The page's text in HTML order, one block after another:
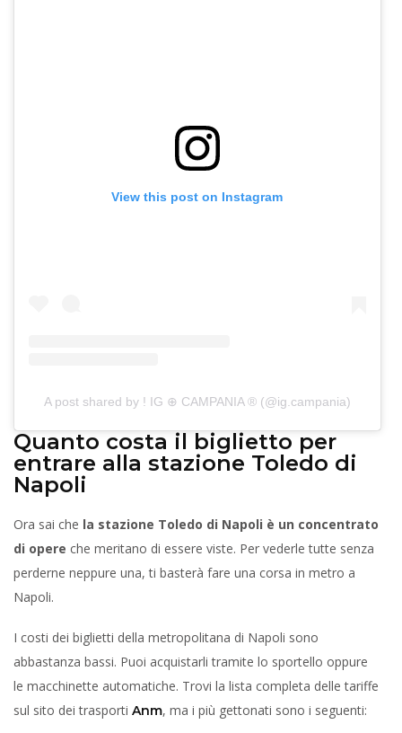
View this post on Instagram
A post shared by ! IG ⊕ CAMPANIA ® (@ig.campania)
Quanto costa il biglietto per
entrare alla stazione Toledo di
Napoli
Ora sai che la stazione Toledo di Napoli è un concentrato
di opere che meritano di essere viste. Per vederle tutte senza
perderne neppure una, ti basterà fare una corsa in metro a
Napoli.
I costi dei biglietti della metropolitana di Napoli sono
abbastanza bassi. Puoi acquistarli tramite lo sportello oppure
le macchinette automatiche. Trovi la lista completa delle tariffe
sul sito dei trasporti Anm, ma i più gettonati sono i seguenti: